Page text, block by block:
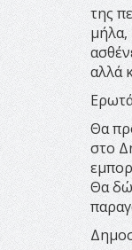
της
μήλα,
αλλά
Θα
στο
Θα